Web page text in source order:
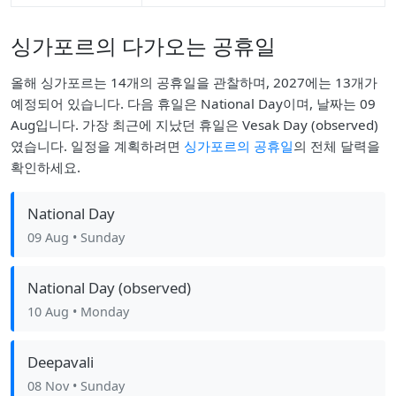
싱가포르의 다가오는 공휴일
올해 싱가포르는 14개의 공휴일을 관찰하며, 2027에는 13개가
예정되어 있습니다. 다음 휴일은 National Day이며, 날짜는 09
Aug입니다. 가장 최근에 지났던 휴일은 Vesak Day (observed)
였습니다. 일정을 계획하려면 싱가포르의 공휴일의 전체 달력을
확인하세요.
National Day
09 Aug • Sunday
National Day (observed)
10 Aug • Monday
Deepavali
08 Nov • Sunday